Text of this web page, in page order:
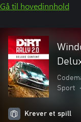
Gå til hovedinnhold
Sport
•
Krever et spill